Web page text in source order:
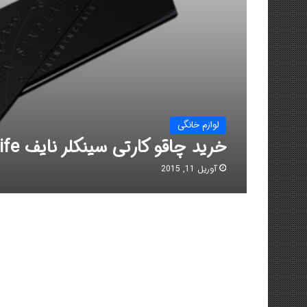
لوازم خانگی
خرید چاقو کارتی سینکلر نایف Sinclair Knife
آوریل 11, 2015